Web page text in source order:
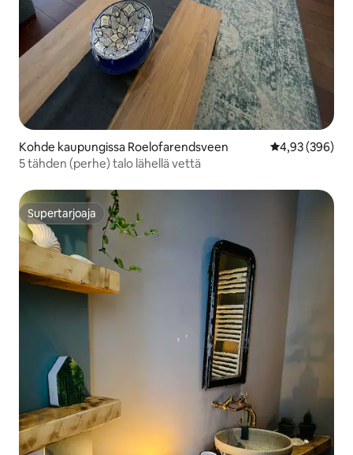
Kohde kaupungissa Roelofarendsveen
4,93 (396)
5 tähden (perhe) talo lähellä vettä
Supertarjoaja
Supertarjoaja